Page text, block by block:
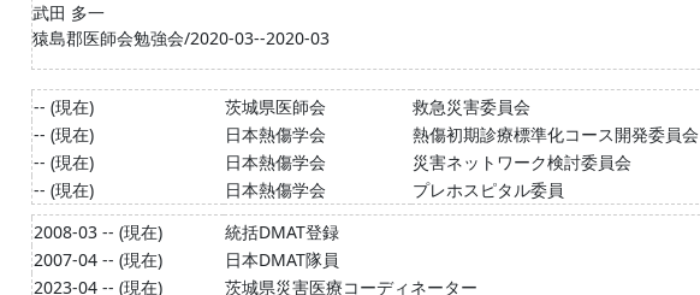
武田 多一
猿島郡医師会勉強会/2020-03--2020-03
-- (現在) 茨城県医師会
救急災害委員会
-- (現在)
日本熱傷学会
熱傷初期診療標準化コース開発委員会
-- (現在)
日本熱傷学会
災害ネットワーク検討委員会
-- (現在)
日本熱傷学会
プレホスピタル委員
2008-03 -- (現在)
統括DMAT登録
2007-04 -- (現在)
日本DMAT隊員
2023-04 -- (現在)
茨城県災害医療コーディネーター